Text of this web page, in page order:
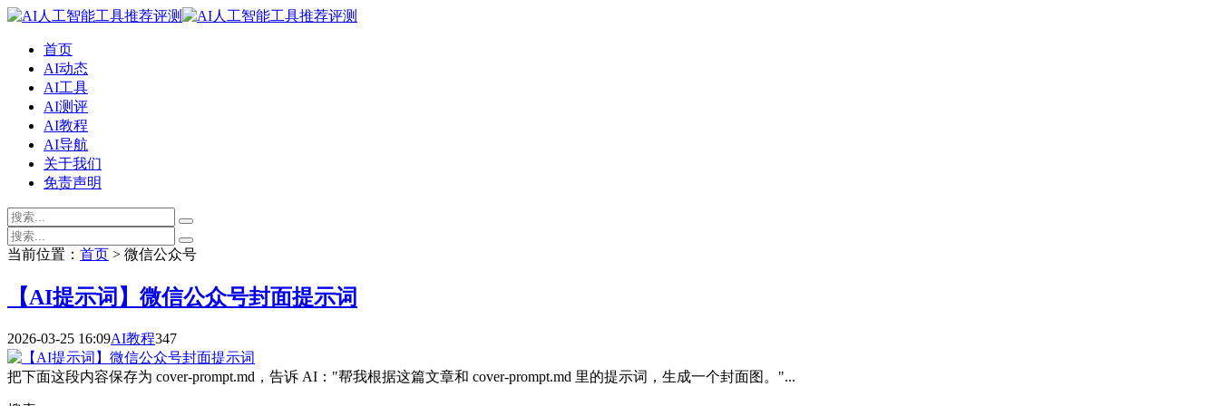
首页
AI动态
AI工具
AI测评
AI教程
AI导航
关于我们
免责声明
当前位置： 首页 > 微信公众号
【AI提示词】微信公众号封面提示词
2026-03-25 16:09AI教程347
把下面这段内容保存为 cover-prompt.md，告诉 AI："帮我根据这篇文章和 cover-prompt.md 里的提示词，生成一个封面图。"...